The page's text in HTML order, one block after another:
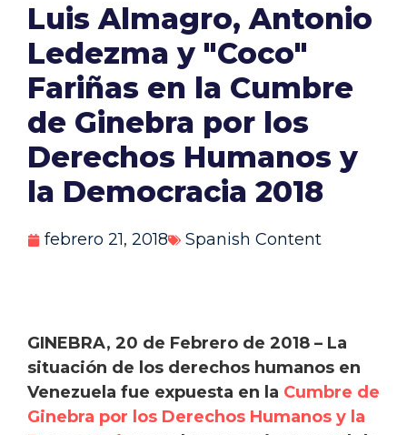
Luis Almagro, Antonio
Ledezma y "Coco"
Fariñas en la Cumbre
de Ginebra por los
Derechos Humanos y
la Democracia 2018
febrero 21, 2018 Spanish Content
GINEBRA, 20 de Febrero de 2018 – La
situación de los derechos humanos en
Venezuela fue expuesta en la Cumbre de
Ginebra por los Derechos Humanos y la